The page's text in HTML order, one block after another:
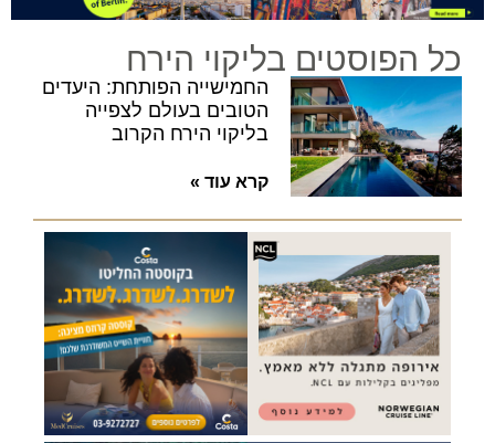
כל הפוסטים בליקוי הירח
החמישייה הפותחת: היעדים
הטובים בעולם לצפייה
בליקוי הירח הקרוב
קרא עוד »